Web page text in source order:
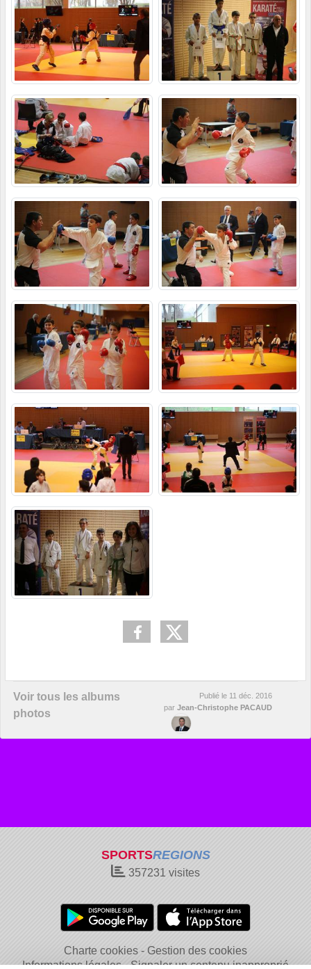
Voir tous les albums
photos
Publié le 11 déc. 2016
par Jean-Christophe PACAUD
SPORTSREGIONS
357231 visites
Charte cookies
Gestion des cookies
Informations légales
Signaler un contenu inapproprié